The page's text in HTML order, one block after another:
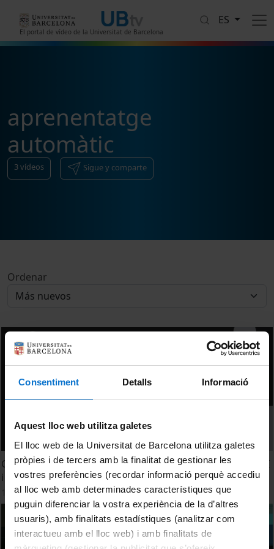
Consentiment Detalls Informació
Aquest lloc web utilitza galetes
El lloc web de la Universitat de Barcelona utilitza galetes
pròpies i de tercers amb la finalitat de gestionar les
vostres preferències (recordar informació perquè accediu
al lloc web amb determinades característiques que
puguin diferenciar la vostra experiència de la d’altres
usuaris), amb finalitats estadístiques (analitzar com
interactueu amb el lloc web) i amb finalitats de
El portal de vídeo de la Universitat de Barcelona
ES
aprenentatge
automàtic
3vídeos Sigue y comparte
Ordenar
Curs bàsic de protecció de dades personals adreçat al PDI
i PAS de la UB (modalitat en línia)
17 Marzo, 2023